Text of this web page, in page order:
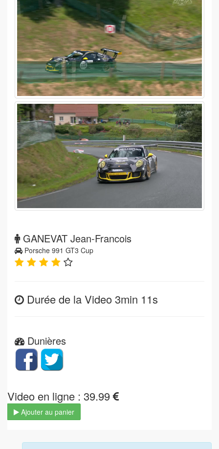
GANEVAT Jean-Francois
Porsche 991 GT3 Cup
Durée de la Video 3min 11s
Dunières
Video en ligne : 39.99
Ajouter au panier